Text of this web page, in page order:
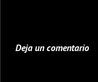
Deja un comentario